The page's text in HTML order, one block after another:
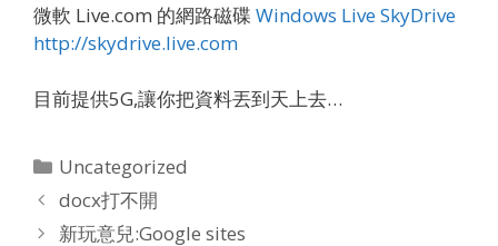
微軟 Live.com 的網路磁碟 Windows Live SkyDrive
http://skydrive.live.com
目前提供5G,讓你把資料丟到天上去…
Categories
Uncategorized
docx打不開
新玩意兒:Google sites